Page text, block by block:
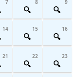
7 8 9
14 15 16
21 22 23